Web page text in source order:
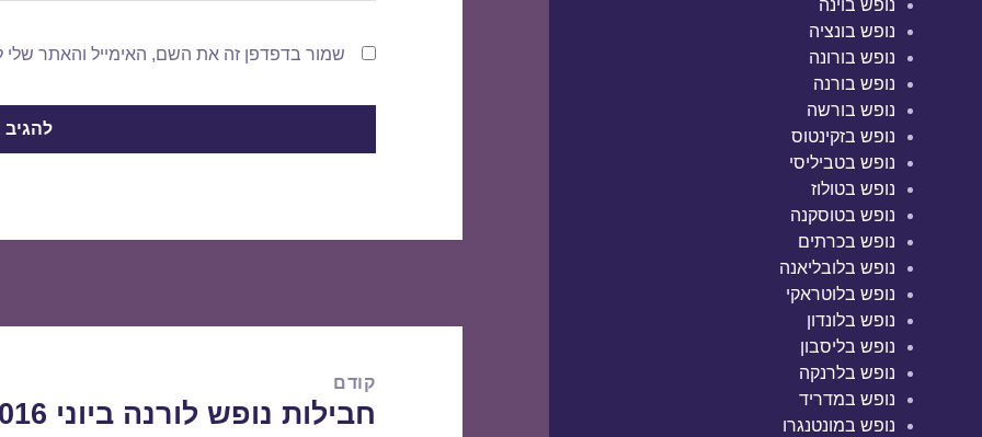
נופש בוינה
נופש בונציה
נופש בורונה
נופש בורנה
נופש בורשה
נופש בזקינטוס
נופש בטביליסי
נופש בטולוז
נופש בטוסקנה
נופש בכרתים
נופש בלובליאנה
נופש בלוטראקי
נופש בלונדון
נופש בליסבון
נופש בלרנקה
נופש במדריד
נופש במונטנגרו
שמור בדפדפן זה את השם, האימייל והאתר
קודם
הפוסט
חבילות נופש לורנה ביוני 17/06/2016